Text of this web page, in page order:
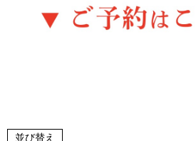
並び替え